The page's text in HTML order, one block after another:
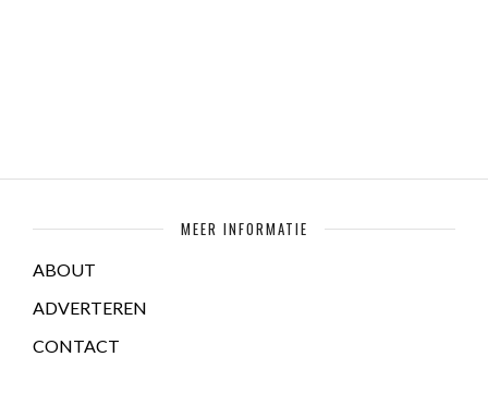
MEER INFORMATIE
ABOUT
ADVERTEREN
CONTACT